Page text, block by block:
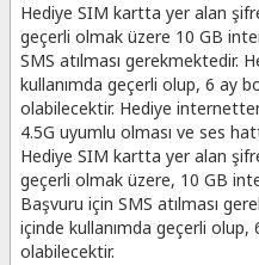
Hediye SIM kartta yer alan
geçerli olmak üzere 10 GB
SMS atılması gerekmektedir.
kullanımda geçerli olup, 6 ay
olabilecektir. Hediye
4.5G uyumlu olması ve ses
Hediye SIM kartta yer alan
geçerli olmak üzere, 10 GB
Başvuru için SMS atılması
içinde kullanımda geçerli olup,
olabilecektir.